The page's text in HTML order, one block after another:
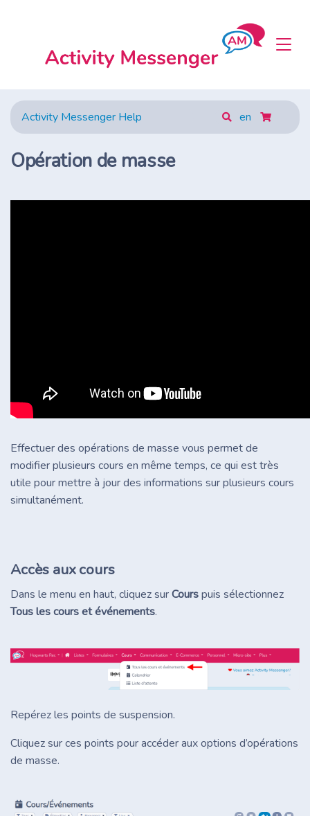
Activity Messenger Help en
Opération de masse
Effectuer des opérations de masse vous permet de
modifier plusieurs cours en même temps, ce qui est très
utile pour mettre à jour des informations sur plusieurs cours
simultanément.
Accès aux cours
Dans le menu en haut, cliquez surCourspuis sélectionnez
Tous les cours et événements.
Repérez les points de suspension.
Cliquez sur ces points pour accéder aux options d’opérations
de masse.